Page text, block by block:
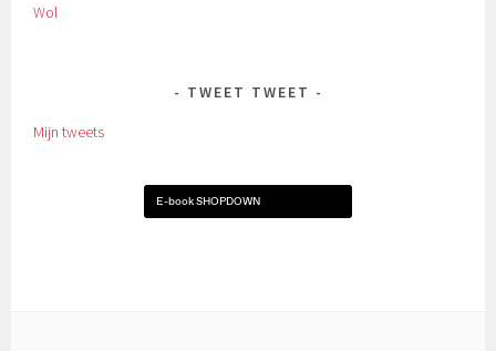
Wol
TWEET TWEET
Mijn tweets
E-book SHOPDOWN